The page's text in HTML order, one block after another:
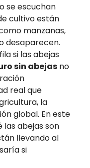
se escuchan
cultivo están
manzanas,
desaparecen.
si las abejas
sin abejas no
real que
la
global. En este
abejas son
llevando al
si